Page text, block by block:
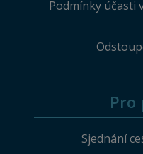
Podmínky účasti
Pro
Sjednání